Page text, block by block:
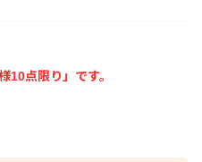
10点限り」です。